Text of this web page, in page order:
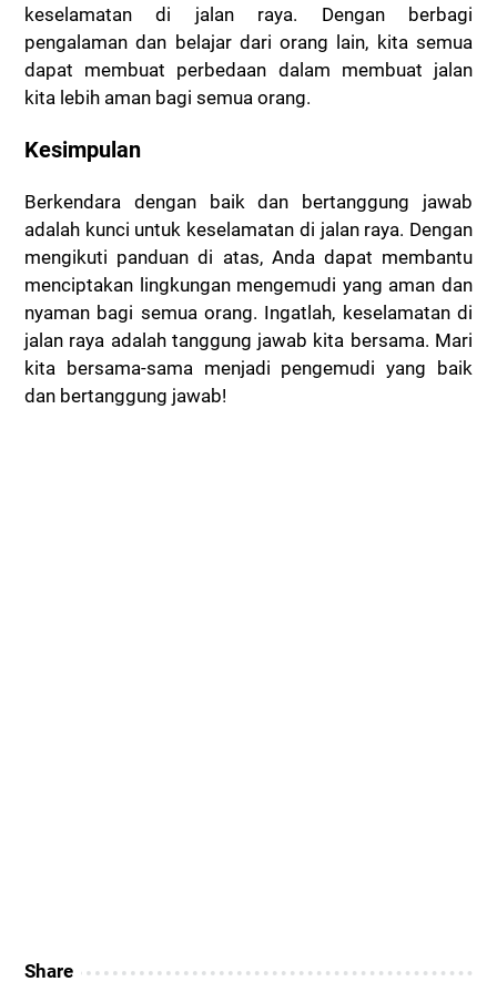
keselamatan di jalan raya. Dengan berbagi
pengalaman dan belajar dari orang lain, kita semua
dapat membuat perbedaan dalam membuat jalan
kita lebih aman bagi semua orang.
Kesimpulan
Berkendara dengan baik dan bertanggung jawab
adalah kunci untuk keselamatan di jalan raya. Dengan
mengikuti panduan di atas, Anda dapat membantu
menciptakan lingkungan mengemudi yang aman dan
nyaman bagi semua orang. Ingatlah, keselamatan di
jalan raya adalah tanggung jawab kita bersama. Mari
kita bersama-sama menjadi pengemudi yang baik
dan bertanggung jawab!
Share